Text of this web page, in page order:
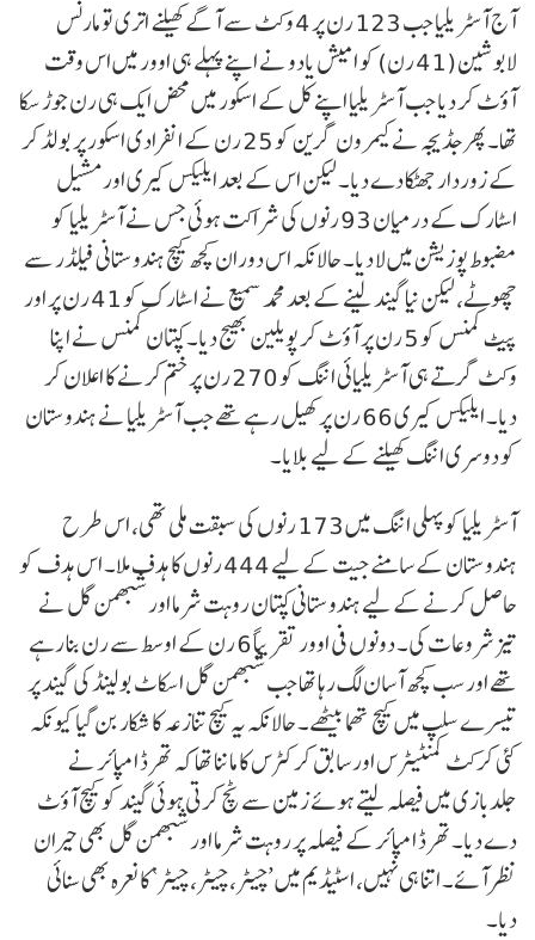
آج آسٹریلیا جب 123 رن پر 4 وکٹ سے آگے کھیلنے اتری تو مارنس
لابوشین (41 رن) کو امیش یادو نے اپنے پہلے ہی اوور میں اس وقت
آؤٹ کر دیا جب آسٹریلیا اپنے کل کے اسکور میں محض ایک ہی رن جوڑ سکا
تھا۔ پھر جڈیجہ نے کیمرون گرین کو 25 رن کے انفرادی اسکور پر بولڈ کر
کے زوردار جھٹکا دے دیا۔ لیکن اس کے بعد ایلیکس کیری اور مشیل
اسٹارک کے درمیان 93 رنوں کی شراکت ہوئی جس نے آسٹریلیا کو
مضبوط پوزیشن میں لا دیا۔ حالانکہ اس دوران کچھ کیچ ہندوستانی فیلڈر سے
چھوٹے، لیکن نیا گیند لینے کے بعد محمد سمیع نے اسٹارک کو 41 رن پر اور
پیٹ کمنس کو 5 رن پر آؤٹ کر پویلین بھیج دیا۔ کپتان کمنس نے اپنا
وکٹ گرتے ہی آسٹریلیائی اننگ کو 270 رن پر ختم کرنے کا اعلان کر
دیا۔ ایلیکس کیری 66 رن پر کھیل رہے تھے جب آسٹریلیا نے ہندوستان
کو دوسری اننگ کھیلنے کے لیے بلایا۔
آسٹریلیا کو پہلی اننگ میں 173 رنوں کی سبقت ملی تھی، اس طرح
ہندوستان کے سامنے جیت کے لیے 444 رنوں کا ہدف ملا۔ اس ہدف کو
حاصل کرنے کے لیے ہندوستانی کپتان روہت شرما اور شبھمن گل نے
تیز شروعات کی۔ دونوں فی اوور تقریباً 6 رن کے اوسط سے رن بنا رہے
تھے اور سب کچھ آسان لگ رہا تھا جب شبھمن گل اسکاٹ بولینڈ کی گیند پر
تیسرے سلپ میں کیچ تھما بیٹھے۔ حالانکہ یہ کیچ تنازعہ کا شکار بن گیا کیونکہ
کئی کرکٹ کمنٹیٹرس اور سابق کرکٹرس کا ماننا تھا کہ تھرڈ امپائر نے
جلدبازی میں فیصلہ لیتے ہوئے زمین سے ٹچ کرتی ہوئی گیند کو کیچ آؤٹ
دے دیا۔ تھرڈ امپائر کے فیصلہ پر روہت شرما اور شبھمن گل بھی حیران
نظر آئے۔ اتنا ہی نہیں، اسٹیڈیم میں ’چیٹر، چیٹر، چیٹر‘ کا نعرہ بھی سنائی
دیا۔